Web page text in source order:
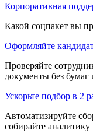
Корпоративная
Какой соцпакет вы
Оформляйте
Проверяйте
документы без
Ускорьте подбор в 2
Автоматизируйте
собирайте аналитику